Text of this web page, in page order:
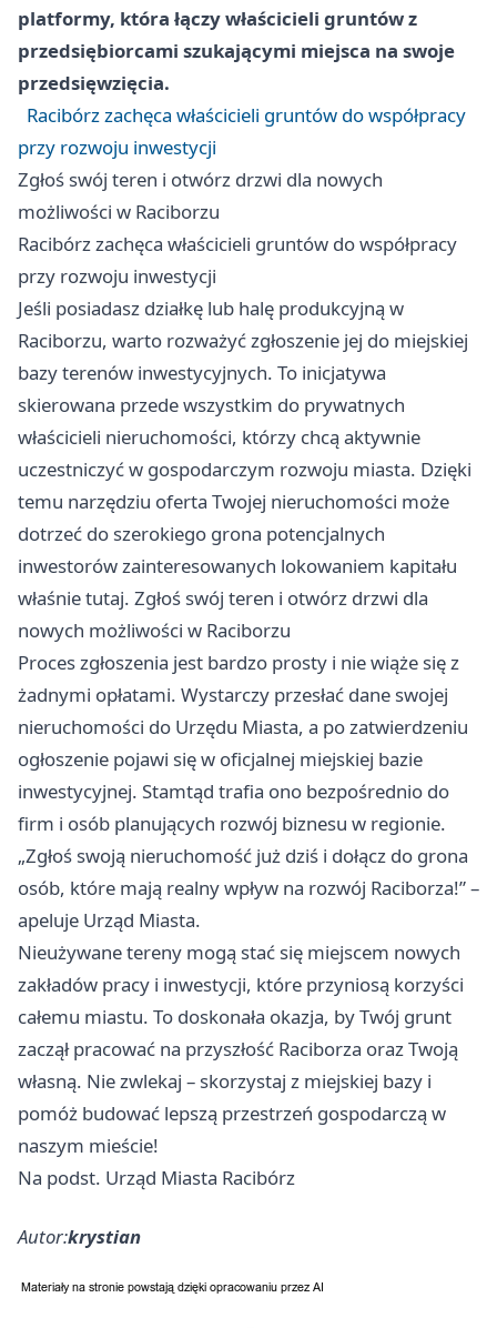
platformy, która łączy właścicieli gruntów z
przedsiębiorcami szukającymi miejsca na swoje
przedsięwzięcia.
Racibórz zachęca właścicieli gruntów do współpracy
przy rozwoju inwestycji
Zgłoś swój teren i otwórz drzwi dla nowych
możliwości w Raciborzu
Racibórz zachęca właścicieli gruntów do współpracy
przy rozwoju inwestycji
Jeśli posiadasz działkę lub halę produkcyjną w
Raciborzu, warto rozważyć zgłoszenie jej do miejskiej
bazy terenów inwestycyjnych. To inicjatywa
skierowana przede wszystkim do prywatnych
właścicieli nieruchomości, którzy chcą aktywnie
uczestniczyć w gospodarczym rozwoju miasta. Dzięki
temu narzędziu oferta Twojej nieruchomości może
dotrzeć do szerokiego grona potencjalnych
inwestorów zainteresowanych lokowaniem kapitału
właśnie tutaj. Zgłoś swój teren i otwórz drzwi dla
nowych możliwości w Raciborzu
Proces zgłoszenia jest bardzo prosty i nie wiąże się z
żadnymi opłatami. Wystarczy przesłać dane swojej
nieruchomości do Urzędu Miasta, a po zatwierdzeniu
ogłoszenie pojawi się w oficjalnej miejskiej bazie
inwestycyjnej. Stamtąd trafia ono bezpośrednio do
firm i osób planujących rozwój biznesu w regionie.
„Zgłoś swoją nieruchomość już dziś i dołącz do grona
osób, które mają realny wpływ na rozwój Raciborza!” –
apeluje Urząd Miasta.
Nieużywane tereny mogą stać się miejscem nowych
zakładów pracy i inwestycji, które przyniosą korzyści
całemu miastu. To doskonała okazja, by Twój grunt
zaczął pracować na przyszłość Raciborza oraz Twoją
własną. Nie zwlekaj – skorzystaj z miejskiej bazy i
pomóż budować lepszą przestrzeń gospodarczą w
naszym mieście!
Na podst. Urząd Miasta Racibórz
Autor:krystian